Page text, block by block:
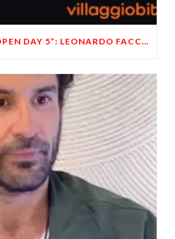
VILLAGGIO BITCOIN, “OPEN DAY 5”: LEONARDO FACCO OSPITE A BRESCIA